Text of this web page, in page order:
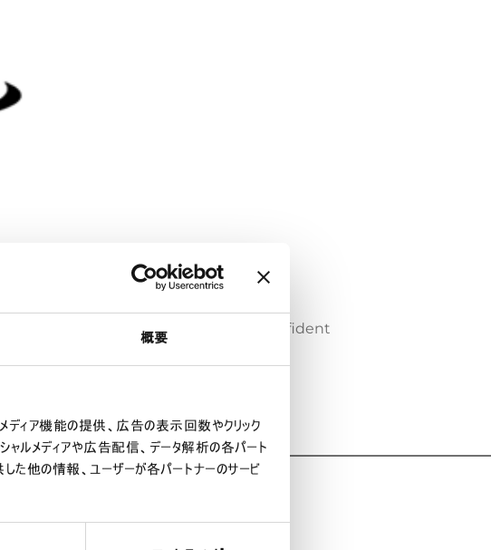
概要
ディア機能の提供、広告の表示回数やクリック
ャルメディアや広告配信、データ解析の各パート
た他の情報、ユーザーが各パートナーのサービ
of the firm are fully operational.
the infection. In any case, we are confident